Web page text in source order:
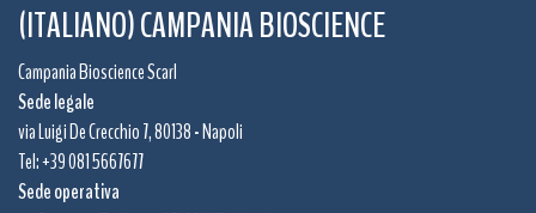
(ITALIANO) CAMPANIA BIOSCIENCE
Campania Bioscience Scarl
Sede legale
via Luigi De Crecchio 7, 80138 - Napoli
Tel: +39 081 5667677
Sede operativa